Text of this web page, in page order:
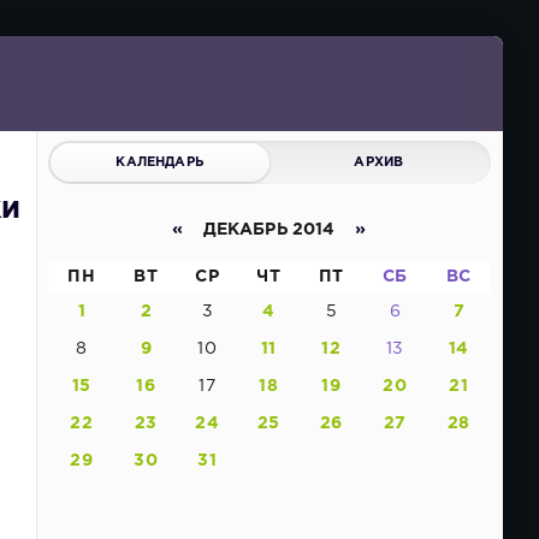
КАЛЕНДАРЬ АРХИВ
«ДЕКАБРЬ 2014 »
ПН ВТ СР ЧТ ПТ СБ ВС
1 2 3 4 5 6 7
8 9 10 11 12 13 14
15 16 17 18 19 20 21
22 23 24 25 26 27 28
29 30 31